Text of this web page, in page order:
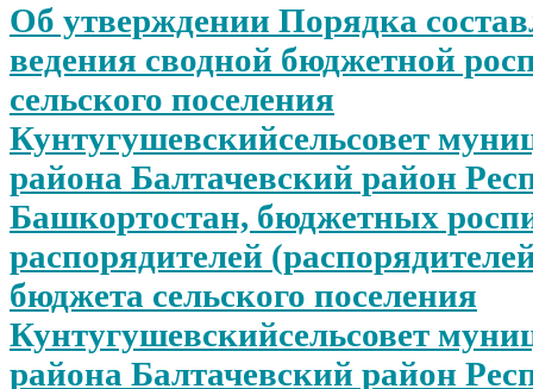
Об утверждении Порядка
ведения сводной бюджетной
сельского поселения
Кунтугушевскийсельсовет
района Балтачевский район
Башкортостан, бюджетных
распорядителей
бюджета сельского поселения
Кунтугушевскийсельсовет
района Балтачевский район